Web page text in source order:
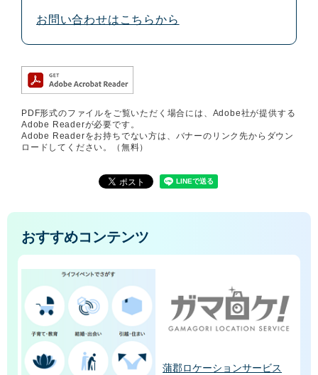
お問い合わせはこちらから
PDF形式のファイルをご覧いただく場合には、Adobe社が提供する
Adobe Readerが必要です。
Adobe Readerをお持ちでない方は、バナーのリンク先からダウン
ロードしてください。（無料）
おすすめコンテンツ
蒲郡ロケーションサービス